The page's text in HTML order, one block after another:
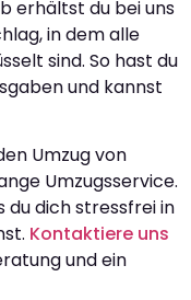
erhältst du bei uns
in dem alle
sind. So hast du
und kannst
Umzug von
Umzugsservice.
du dich stressfrei in
Kontaktiere uns
und ein